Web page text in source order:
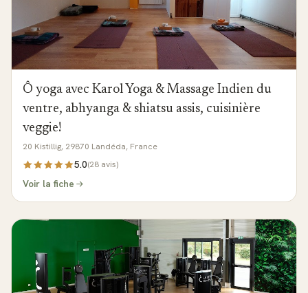
Ô yoga avec Karol Yoga & Massage Indien du
ventre, abhyanga & shiatsu assis, cuisinière
veggie!
20 Kistillig, 29870 Landéda, France
5.0(28 avis)
Voir la fiche